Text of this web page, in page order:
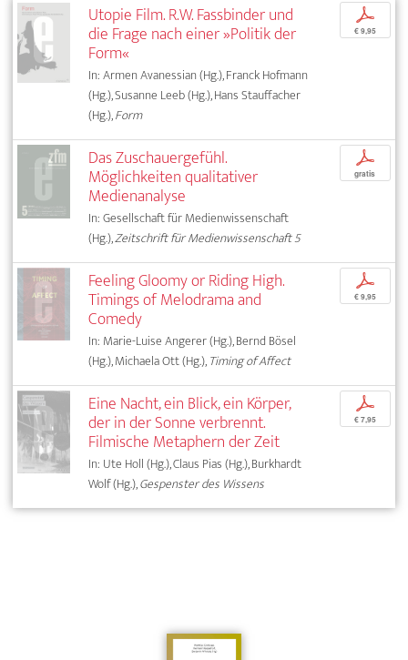
Utopie Film. R.W. Fassbinder und
die Frage nach einer »Politik der
Form«
In: Armen Avanessian (Hg.), Franck Hofmann
(Hg.), Susanne Leeb (Hg.), Hans Stauffacher
(Hg.),Form
p
€ 9,95
Das Zuschauergefühl.
Möglichkeiten qualitativer
Medienanalyse
In: Gesellschaft für Medienwissenschaft
(Hg.),Zeitschrift für Medienwissenschaft 5
p
gratis
Feeling Gloomy or Riding High.
Timings of Melodrama and
Comedy
In: Marie-Luise Angerer (Hg.), Bernd Bösel
(Hg.), Michaela Ott (Hg.),Timing of Affect
p
€ 9,95
Eine Nacht, ein Blick, ein Körper,
der in der Sonne verbrennt.
Filmische Metaphern der Zeit
In: Ute Holl (Hg.), Claus Pias (Hg.), Burkhardt
Wolf (Hg.),Gespenster des Wissens
p
€ 7,95